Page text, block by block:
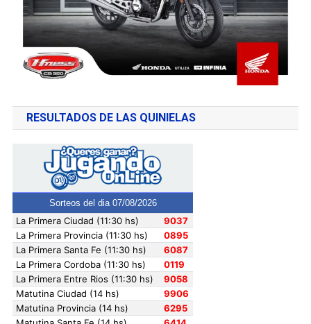
RESULTADOS DE LAS QUINIELAS